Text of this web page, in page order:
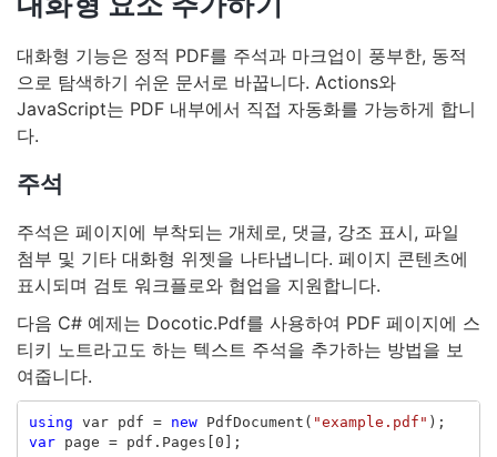
대화형 기능은 정적 PDF를 주석과 마크업이 풍부한, 동적
으로 탐색하기 쉬운 문서로 바꿉니다. Actions와
JavaScript는 PDF 내부에서 직접 자동화를 가능하게 합니
다.
주석
주석은 페이지에 부착되는 개체로, 댓글, 강조 표시, 파일
첨부 및 기타 대화형 위젯을 나타냅니다. 페이지 콘텐츠에
표시되며 검토 워크플로와 협업을 지원합니다.
다음 C# 예제는 Docotic.Pdf를 사용하여 PDF 페이지에 스
티키 노트라고도 하는 텍스트 주석을 추가하는 방법을 보
여줍니다.
using var pdf = new PdfDocument ( "example.pdf" );
var
page = pdf . Pages 0 ];